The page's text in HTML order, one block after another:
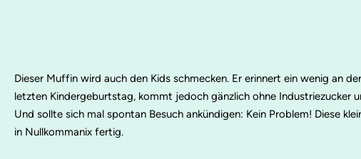
Dieser Muffin wird auch den Kids schmecken. Er erinnert ein wenig an
letzten Kindergeburtstag, kommt jedoch gänzlich ohne Industriezucker
Und sollte sich mal spontan Besuch ankündigen: Kein Problem! Diese
in Nullkommanix fertig.